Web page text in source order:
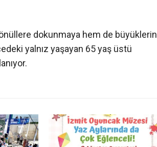
dokunmaya hem de büyüklerin
yalnız yaşayan 65 yaş üstü